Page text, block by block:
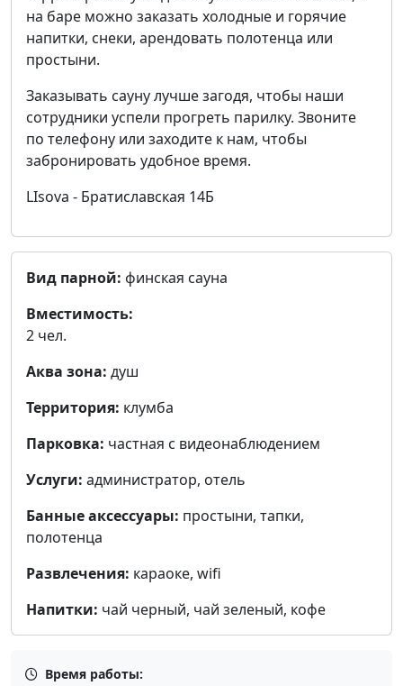
на баре можно заказать холодные и горячие
напитки, снеки, арендовать полотенца или
простыни.
Заказывать сауну лучше загодя, чтобы наши
сотрудники успели прогреть парилку. Звоните
по телефону или заходите к нам, чтобы
забронировать удобное время.
LIsova - Братиславская 14Б
Вид парной: финская сауна
Вместимость:
2 чел.
Аква зона: душ
Территория: клумба
Парковка: частная с видеонаблюдением
Услуги: администратор, отель
Банные аксессуары: простыни, тапки,
полотенца
Развлечения: караоке, wifi
Напитки: чай черный, чай зеленый, кофе
Время работы: